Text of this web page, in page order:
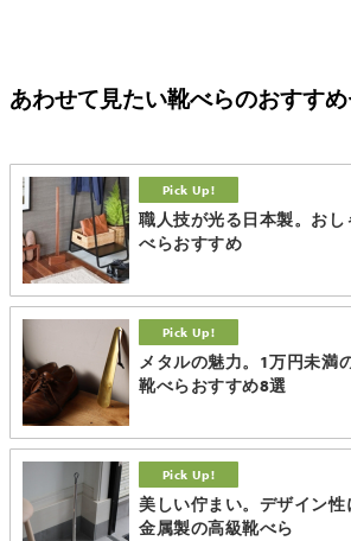
あわせて見たい靴べらのおすす
職人技が光る日本製。お
べらおすすめ
メタルの魅力。1万円未満
靴べらおすすめ8選
美しい佇まい。デザイン
金属製の高級靴べら